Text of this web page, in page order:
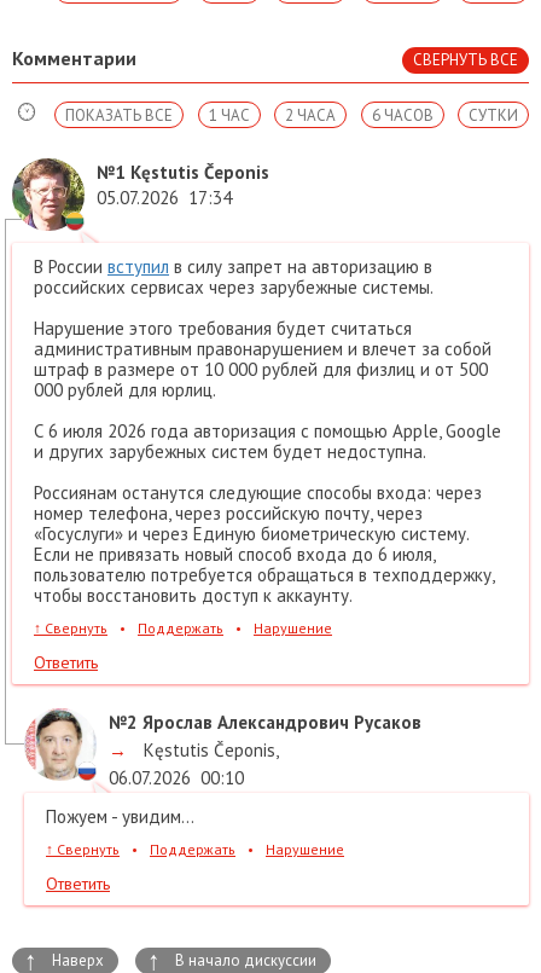
Комментарии СВЕРНУТЬ ВСЕ
СУТКИ
6 ЧАСОВ
2 ЧАСА
1 ЧАС
ПОКАЗАТЬ ВСЕ
№1 Kęstutis Čeponis
05.07.2026 17:34
В России вступил в силу запрет на авторизацию в
российских сервисах через зарубежные системы.
Нарушение этого требования будет считаться
административным правонарушением и влечет за собой
штраф в размере от 10 000 рублей для физлиц и от 500
000 рублей для юрлиц.
С 6 июля 2026 года авторизация с помощью Apple, Google
и других зарубежных систем будет недоступна.
Россиянам останутся следующие способы входа: через
номер телефона, через российскую почту, через
«Госуслуги» и через Единую биометрическую систему.
Если не привязать новый способ входа до 6 июля,
пользователю потребуется обращаться в техподдержку,
чтобы восстановить доступ к аккаунту.
↑ Свернуть • Поддержать • Нарушение
Ответить
№2 Ярослав Александрович Русаков
→
Kęstutis Čeponis,
06.07.2026 00:10
Пожуем - увидим...
↑ Свернуть • Поддержать • Нарушение
Ответить
↑ Наверх ↑ В начало дискуссии